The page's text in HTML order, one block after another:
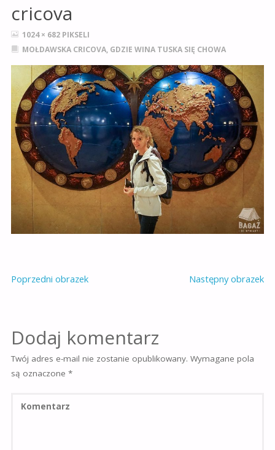
cricova
PEŁNY
ROZMIAR
1024 × 682 PIKSELI
MOŁDAWSKA CRICOVA, GDZIE WINA TUSKA SIĘ CHOWA
Poprzedni obrazek Następny obrazek
Dodaj komentarz
Twój adres e-mail nie zostanie opublikowany. Wymagane pola
są oznaczone *